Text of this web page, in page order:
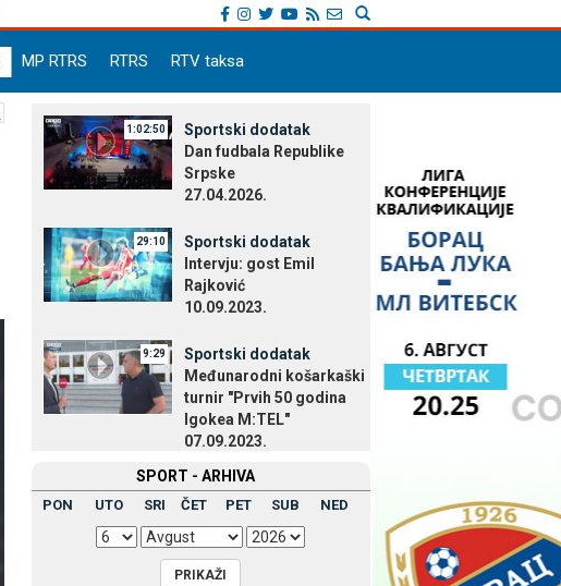
MP RTRS RTRS RTV taksa
1:02:50
Sportski dodatak
Dan fudbala Republike
Srpske
27.04.2026.
29:10
Sportski dodatak
Intervju: gost Emil
Rajković
10.09.2023.
9:29
Sportski dodatak
Međunarodni košarkaški
turnir "Prvih 50 godina
Igokea M:TEL"
07.09.2023.
SPORT - ARHIVA
PON UTO SRI ČET PET SUB NED